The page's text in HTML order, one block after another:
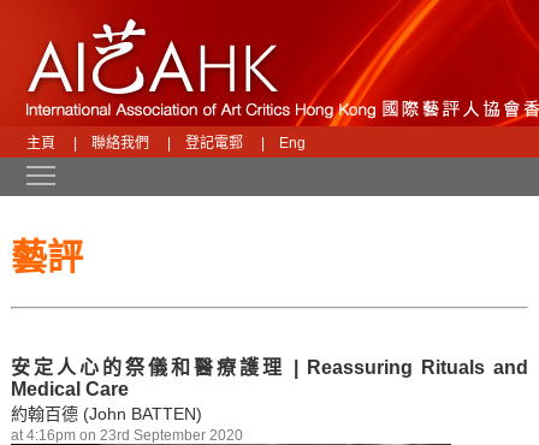
主頁 聯絡我們 登記電郵 Eng
藝評
安定人心的祭儀和醫療護理 | Reassuring Rituals and
Medical Care
約翰百德 (John BATTEN)
at 4:16pm on 23rd September 2020